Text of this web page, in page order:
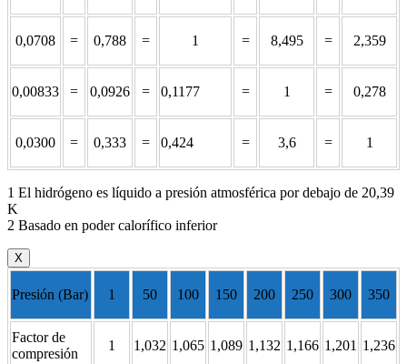
0,0708 = 0,788 = 1 = 8,495 = 2,359
0,00833 = 0,0926 = 0,1177 = 1 = 0,278
0,0300 = 0,333 = 0,424 = 3,6 = 1
1 El hidrógeno es líquido a presión atmosférica por debajo de 20,39
K
2 Basado en poder calorífico inferior
X
Presión (Bar) 1 50 100 150 200 250 300 350
Factor de
compresión
1 1,032 1,065 1,089 1,132 1,166 1,201 1,236